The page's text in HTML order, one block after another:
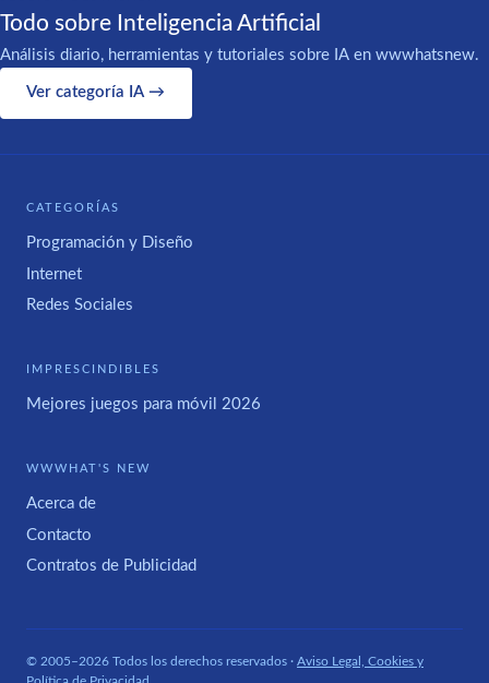
Todo sobre Inteligencia Artificial
Análisis diario, herramientas y tutoriales sobre IA en wwwhatsnew.
Ver categoría IA →
CATEGORÍAS
Programación y Diseño
Internet
Redes Sociales
IMPRESCINDIBLES
Mejores juegos para móvil 2026
WWWHAT'S NEW
Acerca de
Contacto
Contratos de Publicidad
© 2005–2026 Todos los derechos reservados · Aviso Legal, Cookies y